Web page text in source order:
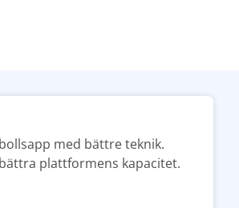
med bättre teknik.
plattformens kapacitet.